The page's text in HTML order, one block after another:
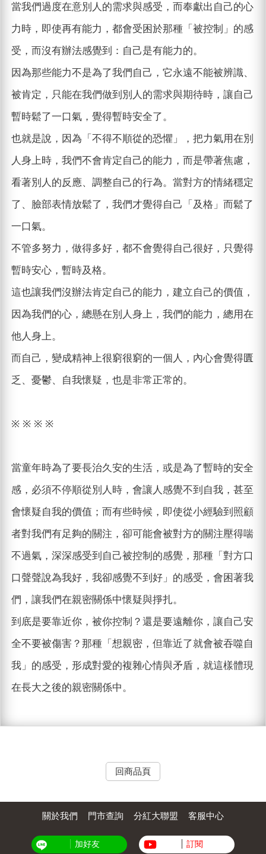
當我們過度在意別人的需求與感受，而奉獻出自己的心
力時，即使再有能力，都會受困於那種「被控制」的感
受，而沒有辦法感覺到：自己是有能力的。
因為那些能力不是為了我們自己，它永遠不能被辨識、
被肯定，只能在我們做到別人的需求與期待時，讓自己
暫時鬆了一口氣，覺得暫時安全了。
也就是說，因為「不得不順從的恐懼」，把力氣用在別
人身上時，我們不會肯定自己的能力，而是帶著焦慮，
看著別人的反應、調整自己的行為。當對方的情緒穩定
了、臉部表情放鬆了，我們才覺得自己「及格」而鬆了
一口氣。
不管多努力，做得多好，都不會覺得自己很好，只覺得
暫時安心，暫時及格。
這也讓我們沒辦法肯定自己的能力，建立自己的價值，
因為我們的心，總懸在別人身上，我們的能力，總用在
他人身上。
而自己，變成精神上很窮很窮的一個人，內心會覺得匱
乏、憂鬱、自我懷疑，也是非常正常的。
※ ※ ※ ※
當童年時為了要長治久安的生活，或是為了暫時的安全
感，必須不停順從別人時，會讓人感覺不到自我，甚至
會懷疑自我的價值；而有些時候，即使從小經驗到照顧
者對我們有足夠的關注，卻可能會被對方的關注壓得喘
不過氣，深深感受到自己被控制的感覺，那種「對方口
口聲聲說為我好，我卻感覺不到好」的感受，會困著我
們，讓我們在親密關係中懷疑與掙扎。
到底是要靠近你，被你控制？還是要遠離你，讓自己安
全不要被傷害？那種「想親密，但靠近了就會被吞噬自
我」的感受，形成對愛的複雜心情與矛盾，就這樣體現
在長大之後的親密關係中。
回商品頁
關於我們 門市查詢 分紅大聯盟 客服中心
加好友 訂閱